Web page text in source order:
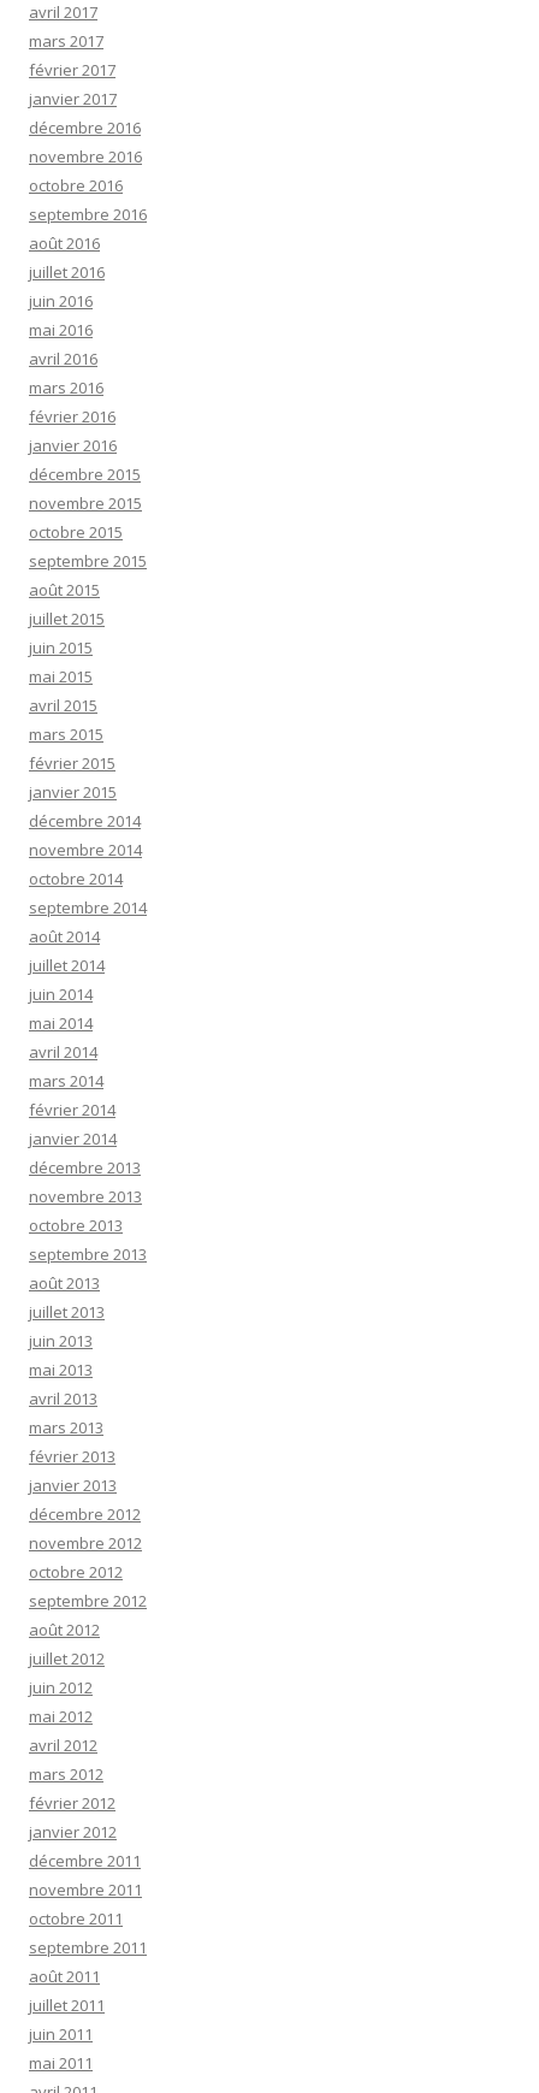
avril 2017
mars 2017
février 2017
janvier 2017
décembre 2016
novembre 2016
octobre 2016
septembre 2016
août 2016
juillet 2016
juin 2016
mai 2016
avril 2016
mars 2016
février 2016
janvier 2016
décembre 2015
novembre 2015
octobre 2015
septembre 2015
août 2015
juillet 2015
juin 2015
mai 2015
avril 2015
mars 2015
février 2015
janvier 2015
décembre 2014
novembre 2014
octobre 2014
septembre 2014
août 2014
juillet 2014
juin 2014
mai 2014
avril 2014
mars 2014
février 2014
janvier 2014
décembre 2013
novembre 2013
octobre 2013
septembre 2013
août 2013
juillet 2013
juin 2013
mai 2013
avril 2013
mars 2013
février 2013
janvier 2013
décembre 2012
novembre 2012
octobre 2012
septembre 2012
août 2012
juillet 2012
juin 2012
mai 2012
avril 2012
mars 2012
février 2012
janvier 2012
décembre 2011
novembre 2011
octobre 2011
septembre 2011
août 2011
juillet 2011
juin 2011
mai 2011